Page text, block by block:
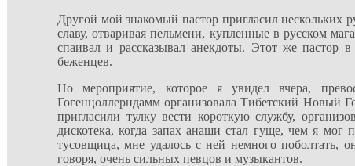
Другой мой знакомый пастор пригласил нескольких
славу, отваривая пельмени, купленные в русском
спаивал и рассказывал анекдоты. Этот же пастор
беженцев.
Но мероприятие, которое я увидел вчера,
Гогенцоллерндамм организовала Тибетский Новый
пригласили тулку вести короткую службу,
дискотека, когда запах анаши стал гуще, чем я
тусовщица, мне удалось с ней немного поболтать,
говоря, очень сильных певцов и музыкантов.